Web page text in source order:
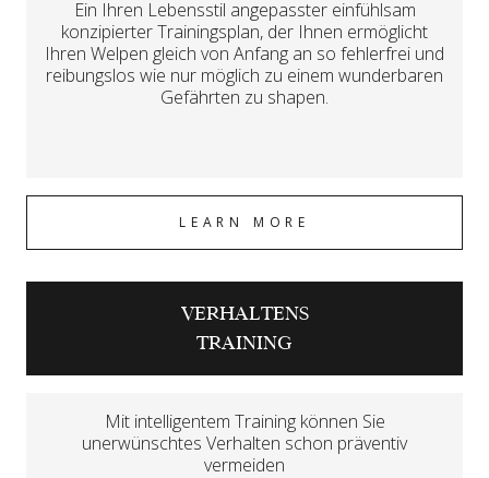
Ein Ihren Lebensstil angepasster einfühlsam
konzipierter Trainingsplan, der Ihnen ermöglicht
Ihren Welpen gleich von Anfang an so fehlerfrei und
reibungslos wie nur möglich zu einem wunderbaren
Gefährten zu shapen.
LEARN MORE
VERHALTENS
TRAINING
Mit intelligentem Training können Sie
unerwünschtes Verhalten schon präventiv
vermeiden